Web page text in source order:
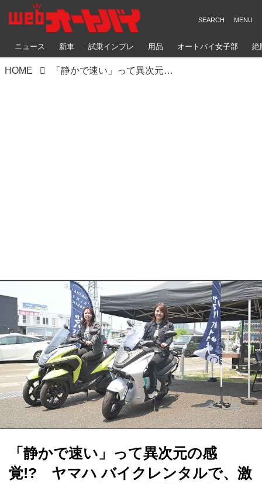
ニュース 新車 試乗インプレ 用品 オートバイ女子部 絶
HOME 「静かで速い」って異次元の感覚!? ヤマハ バイクレンタルで、激レアモデル「E01」を体験しよう！
「静かで速い」って異次元の感
覚!? ヤマハ バイクレンタルで、激